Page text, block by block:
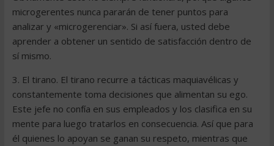
microgerentes nunca pararán de tener puntos para
analizar y «microgerenciar». Si así fuera, usted debe
aprender a obtener un sentido de satisfacción dentro de
sí mismo.
3. El tirano. El tirano recurre a tácticas maquiavélicas y
constantemente toma decisiones que alimentan su ego.
Este jefe no confía en sus empleados y los clasifica en su
mente para luego tratarlos en consecuencia. Así que para
él quienes lo apoyan se ganan su respeto, mientras que